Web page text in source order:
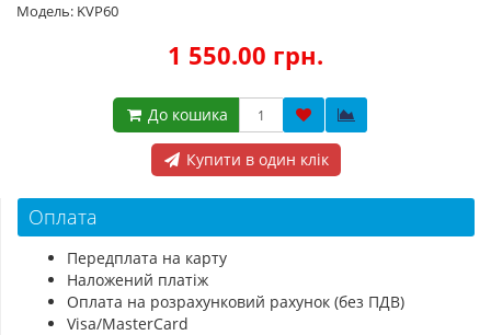
Модель: KVP60
1 550.00 грн.
До кошика
Купити в один клік
Оплата
Передплата на карту
Наложений платіж
Оплата на розрахунковий рахунок (без ПДВ)
Visa/MasterCard